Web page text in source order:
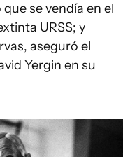
se vendía en el
URSS; y
aseguró el
Yergin en su